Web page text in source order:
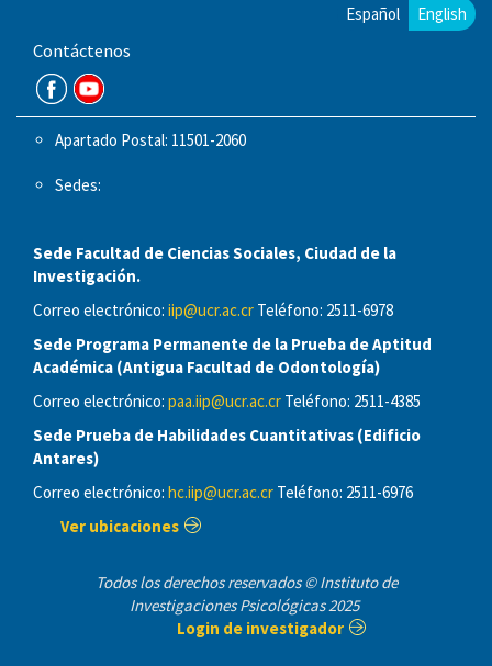
Español English
Contáctenos
Apartado Postal: 11501-2060
Sedes:
Sede Facultad de Ciencias Sociales, Ciudad de la
Investigación.
Correo electrónico: iip@ucr.ac.cr Teléfono: 2511-6978
Sede Programa Permanente de la Prueba de Aptitud
Académica (Antigua Facultad de Odontología)
Correo electrónico: paa.iip@ucr.ac.cr Teléfono: 2511-4385
Sede Prueba de Habilidades Cuantitativas (Edificio
Antares)
Correo electrónico: hc.iip@ucr.ac.cr Teléfono: 2511-6976
Ver ubicaciones
Todos los derechos reservados © Instituto de
Investigaciones Psicológicas 2025
Login de investigador